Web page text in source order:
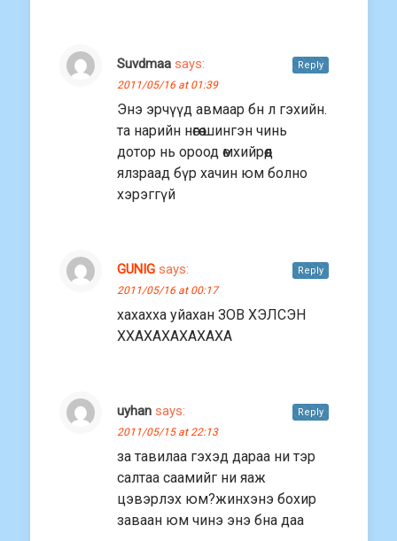
Suvdmaa says:
2011/05/16 at 01:39
Энэ эрчүүд авмаар бн л гэхийн.
та нарийн нөгөө шингэн чинь
дотор нь ороод өмхийрөөд
ялзраад бүр хачин юм болно
хэрэггүй
Reply
GUNIG says:
2011/05/16 at 00:17
хахахха уйахан ЗОВ ХЭЛСЭН
ХХАХАХАХАХАХА
Reply
uyhan says:
2011/05/15 at 22:13
за тавилаа гэхэд дараа ни тэр
салтаа саамийг ни яаж
цэвэрлэх юм?жинхэнэ бохир
заваан юм чинэ энэ бна даа
Reply